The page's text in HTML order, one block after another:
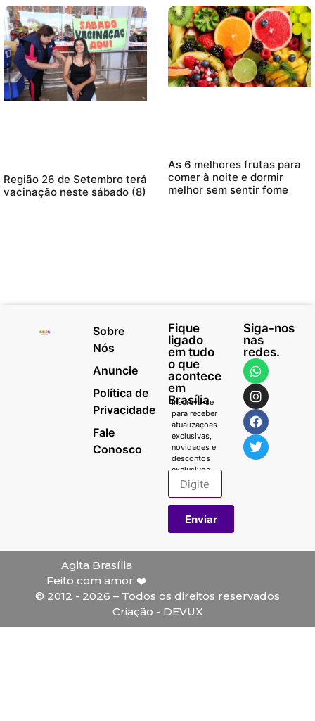
Região 26 de Setembro terá
vacinação neste sábado (8)
As 6 melhores frutas para
comer à noite e dormir
melhor sem sentir fome
Sobre
Nós
Anuncie
Política de
Privacidade
Fale
Conosco
Fique
ligado
em tudo
o que
acontece
em
Brasília
Inscreva-se
para receber
atualizações
exclusivas,
novidades e
descontos
exclusivos.
Enviar
Siga-nos
nas
redes.
Agita Brasília
Feito com amor ❤️
© 2012 - 2026 – Todos os direitos reservados
Criação - DEVUX